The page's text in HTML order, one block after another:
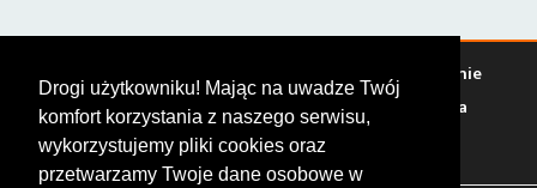
Drogi użytkowniku! Mając na uwadze Twój
komfort korzystania z naszego serwisu,
wykorzystujemy pliki cookies oraz
przetwarzamy Twoje dane osobowe w
Warto zobaczyć Serwisy Stacje paliw
Jedzenie
Bary Zakwaterowanie Tory Zloty Rajdy
Spotkania
Targi Giełdy Szkolenia